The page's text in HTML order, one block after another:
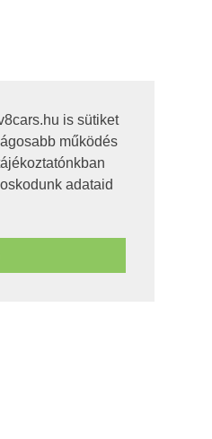
is sütiket
működés
adataid